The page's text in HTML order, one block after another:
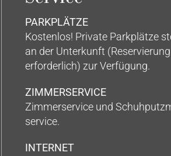
PARKPLÄTZE
Kostenlos! Private Parkplätze
an der Unterkunft
erforderlich) zur Verfügung.
ZIMMERSERVICE
Zimmerservice und
service.
INTERNET